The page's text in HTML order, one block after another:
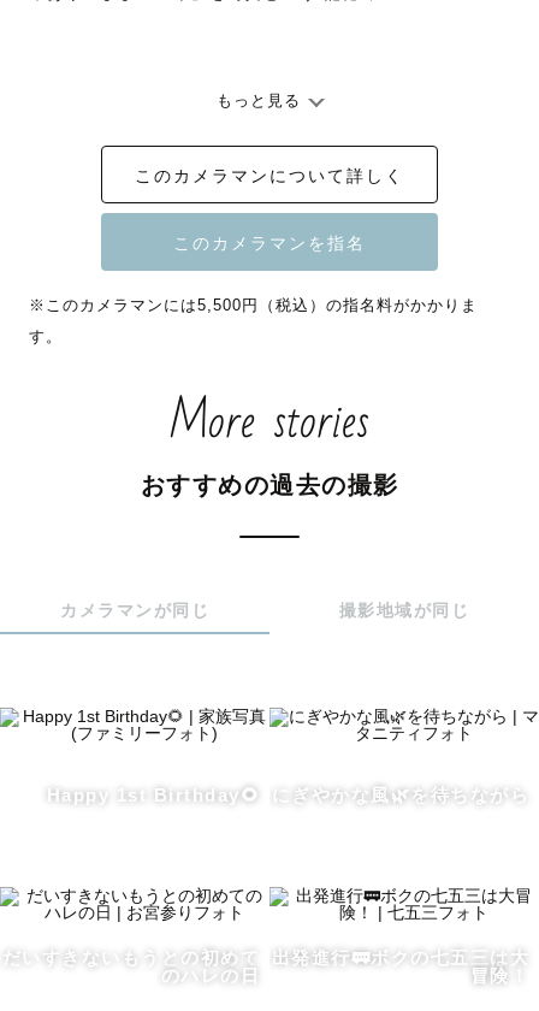
🚙詳しい交通費のご負担詳細につきましては、ページ最下
部をご確認ください🚙
🉐８・9月　指名料割引いたします🍉
まだまだ暑い時期の撮影は、
また、ロケーション撮影の場合はなるべく短いお時間で、
指名料の早期申込割引を行います！
🎐9月の撮影は指名料3,000円でお受けいたします
ご不明点ございましたら先にLINEを頂ければご回答いた
もっと見る
このカメラマンについて詳しく
※このカメラマンには5,500円（税込）の指名料がかかりま
す。
More stories
おすすめの過去の撮影
カメラマンが同じ 撮影地域が同じ
Happy 1st Birthday🌻 にぎやかな風🌿を待ちながら
だいすきないもうとの初めて
のハレの日
出発進行🚃ボクの七五三は大
冒険！